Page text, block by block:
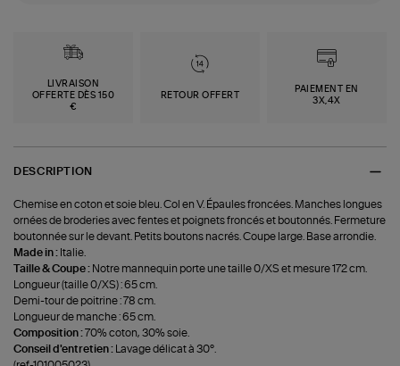
LIVRAISON
OFFERTE DÈS 150
€
RETOUR OFFERT
PAIEMENT EN
3X,4X
DESCRIPTION
Chemise en coton et soie bleu. Col en V. Épaules froncées. Manches longues
ornées de broderies avec fentes et poignets froncés et boutonnés. Fermeture
boutonnée sur le devant. Petits boutons nacrés. Coupe large. Base arrondie.
Made in : Italie.
Taille & Coupe : Notre mannequin porte une taille 0/XS et mesure 172 cm.
Longueur (taille 0/XS) : 65 cm.
Demi-tour de poitrine : 78 cm.
Longueur de manche : 65 cm.
Composition :70% coton, 30% soie.
Conseil d'entretien :
Lavage délicat à 30°.